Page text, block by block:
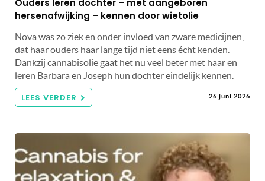
Ouders leren dochter – met aangeboren
hersenafwijking – kennen door wietolie
Nova was zo ziek en onder invloed van zware medicijnen,
dat haar ouders haar lange tijd niet eens écht kenden.
Dankzij cannabisolie gaat het nu veel beter met haar en
leren Barbara en Joseph hun dochter eindelijk kennen.
LEES VERDER 26 juni 2026